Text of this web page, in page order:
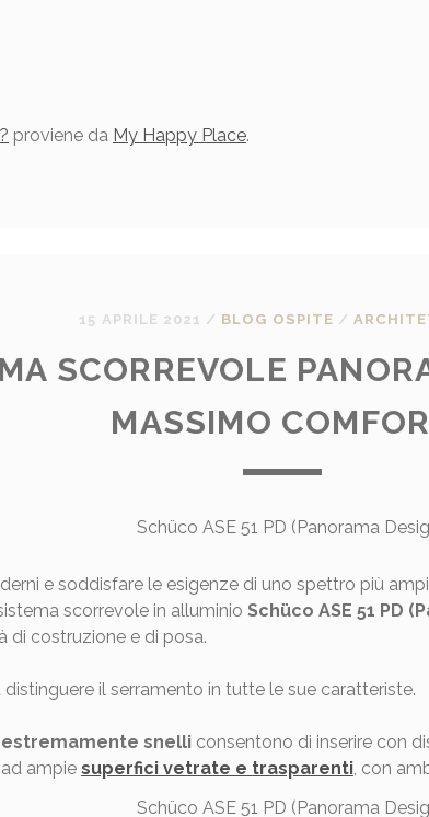
proviene da My Happy Place.
15 APRILE 2021 / BLOG OSPITE /
SCORREVOLE
MASSIMO
e soddisfare le esigenze di uno spettro più
scorrevole in alluminio Schüco ASE 51 PD
di costruzione e di posa.
distinguere il serramento in tutte le sue caratteriste.
snelliconsentono di inserire con
ampie superfici vetrate e trasparenti, con